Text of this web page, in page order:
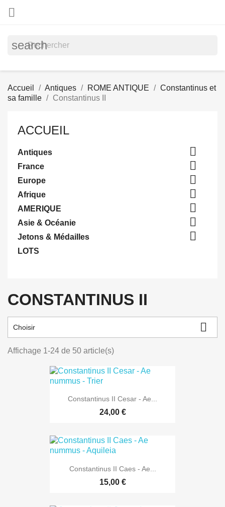

search
Accueil Antiques ROME ANTIQUE
Constantinus et
sa famille
Constantinus II
ACCUEIL
Antiques 
France 
Europe 
Afrique 
AMERIQUE 
Asie & Océanie 
Jetons & Médailles 
LOTS
CONSTANTINUS II
Choisir 
Affichage 1-24 de 50 article(s)
Constantinus II Cesar - Ae...
24,00 €
Constantinus II Caes - Ae...
15,00 €